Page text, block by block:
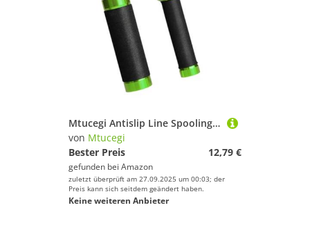
Mtucegi Antislip Line Spooling Pull Drag Tool Professionelle Angelschnüre Knoten Puller Knoten Bindungswerkzeuge Dauerhafte Linienknoten Gerät Für Süßwassersalzwasser
von Mtucegi
Bester Preis
12,79 €
gefunden bei Amazon
zuletzt überprüft am 27.09.2025 um 00:03; der
Preis kann sich seitdem geändert haben.
Keine weiteren Anbieter